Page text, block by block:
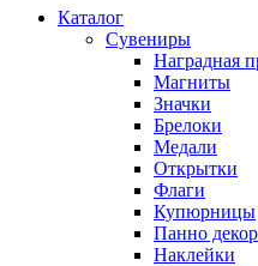
Каталог
Сувениры
Наградная
Магниты
Значки
Брелоки
Медали
Открытки
Флаги
Купюрницы
Панно
Наклейки